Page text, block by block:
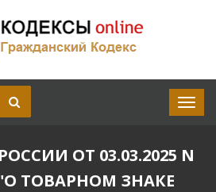
ОТ 03.03.2025 N
"О ТОВАРНОМ ЗНАКЕ